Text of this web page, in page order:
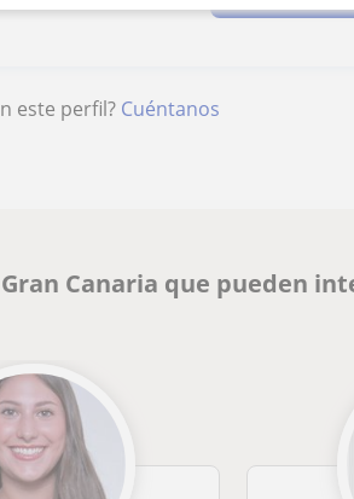
este perfil? Cuéntanos
Canaria que pueden